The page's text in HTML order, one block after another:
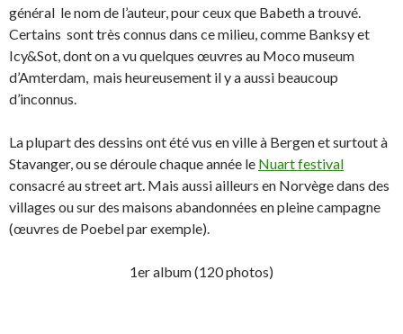
général le nom de l’auteur, pour ceux que Babeth a trouvé.
Certains sont très connus dans ce milieu, comme Banksy et
Icy&Sot, dont on a vu quelques œuvres au Moco museum
d’Amterdam, mais heureusement il y a aussi beaucoup
d’inconnus.
La plupart des dessins ont été vus en ville à Bergen et surtout à
Stavanger, ou se déroule chaque année le Nuart festival
consacré au street art. Mais aussi ailleurs en Norvège dans des
villages ou sur des maisons abandonnées en pleine campagne
(œuvres de Poebel par exemple).
1er album (120 photos)